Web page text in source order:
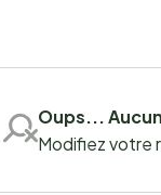
Oups...
Modifiez votre